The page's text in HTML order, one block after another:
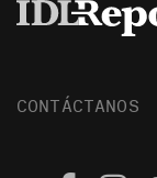
CONTÁCTANOS